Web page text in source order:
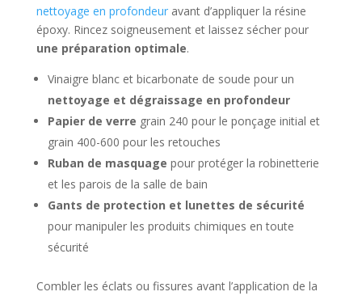
nettoyage en profondeuravant d’appliquer la résine
époxy. Rincez soigneusement et laissez sécher pour
une préparation optimale.
Vinaigre blanc et bicarbonate de soude pour un
nettoyage et dégraissage en profondeur
Papier de verre grain 240 pour le ponçage initial et
grain 400-600 pour les retouches
Ruban de masquage pour protéger la robinetterie
et les parois de la salle de bain
Gants de protection et lunettes de sécurité
pour manipuler les produits chimiques en toute
sécurité
Combler les éclats ou fissures avant l’application de la